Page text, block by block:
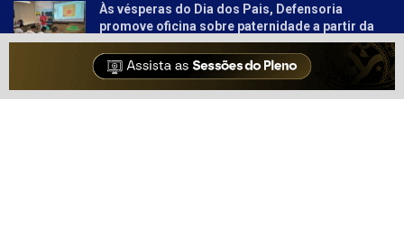
Às vésperas do Dia dos Pais, Defensoria
promove oficina sobre paternidade a partir da
literatura para socioeducandos
08/08/2026